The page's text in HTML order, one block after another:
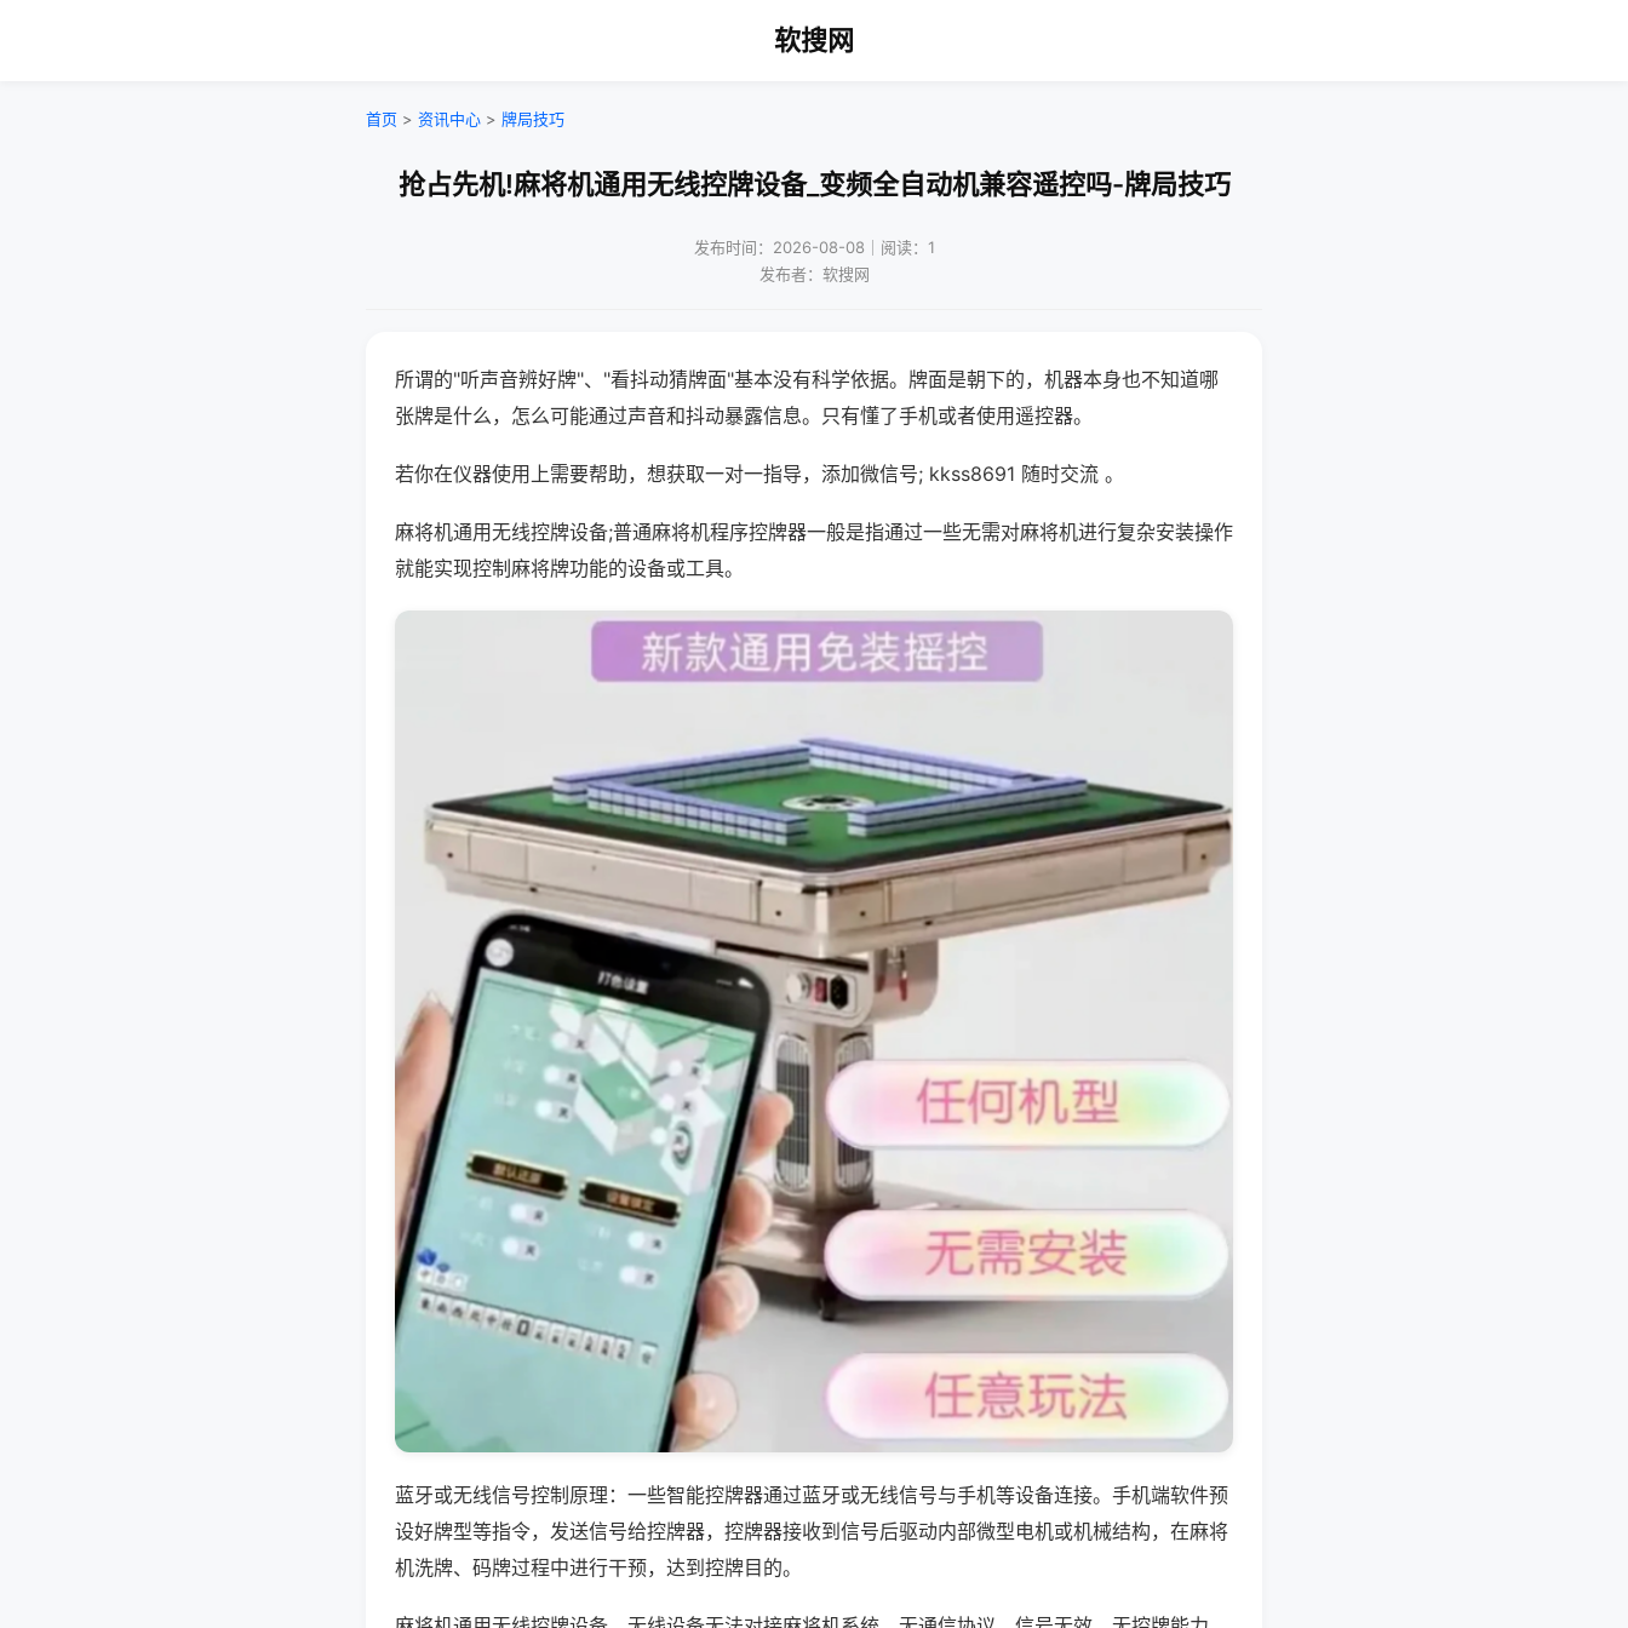
软搜网
首页 > 资讯中心 > 牌局技巧
抢占先机!麻将机通用无线控牌设备_变频全自动机兼容遥控吗-牌局技巧
发布时间：2026-08-08｜阅读：1
发布者：软搜网
所谓的"听声音辨好牌"、"看抖动猜牌面"基本没有科学依据。牌面是朝下的，机器本身也不知道哪
张牌是什么，怎么可能通过声音和抖动暴露信息。只有懂了手机或者使用遥控器。
若你在仪器使用上需要帮助，想获取一对一指导，添加微信号; kkss8691 随时交流 。
麻将机通用无线控牌设备;普通麻将机程序控牌器一般是指通过一些无需对麻将机进行复杂安装操作
就能实现控制麻将牌功能的设备或工具。
蓝牙或无线信号控制原理：一些智能控牌器通过蓝牙或无线信号与手机等设备连接。手机端软件预
设好牌型等指令，发送信号给控牌器，控牌器接收到信号后驱动内部微型电机或机械结构，在麻将
机洗牌、码牌过程中进行干预，达到控牌目的。